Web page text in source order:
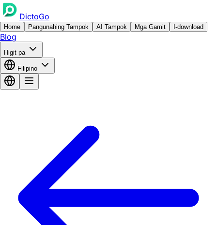
DictoGo
Home Pangunahing Tampok AI Tampok Mga Gamit I-download
Blog
Higit pa
Filipino